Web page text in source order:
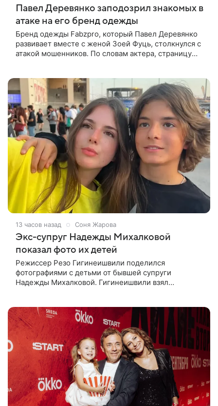
Павел Деревянко заподозрил знакомых в
атаке на его бренд одежды
Бренд одежды Fabzpro, который Павел Деревянко
развивает вместе с женой Зоей Фуць, столкнулся с
атакой мошенников. По словам актера, страницу
13 часов назад Соня Жарова
Экс-супруг Надежды Михалковой
показал фото их детей
Режиссер Резо Гигинеишвили поделился
фотографиями с детьми от бывшей супруги
Надежды Михалковой. Гигинеишвили взял